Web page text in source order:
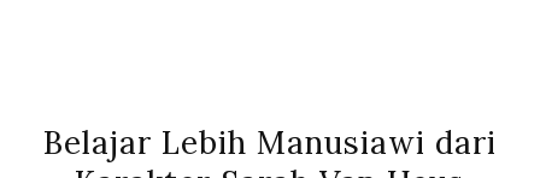
Belajar Lebih Manusiawi dari